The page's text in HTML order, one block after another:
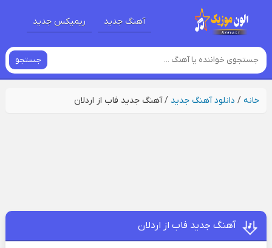
آهنگ جدید ریمیکس جدید
جستجو
خانه/ دانلود آهنگ جدید /آهنگ جدید فاب از اردلان
آهنگ جدید فاب از اردلان